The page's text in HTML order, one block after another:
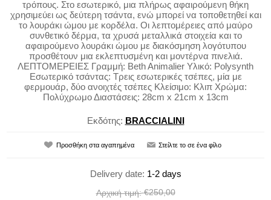
τρόπους. Στο εσωτερικό, μια πλήρως αφαιρούμενη θήκη
χρησιμεύει ως δεύτερη τσάντα, ενώ μπορεί να τοποθετηθεί και
το λουράκι ώμου με κορδέλα. Οι λεπτομέρειες από μαύρο
συνθετικό δέρμα, τα χρυσά μεταλλικά στοιχεία και το
αφαιρούμενο λουράκι ώμου με διακόσμηση λογότυπου
προσθέτουν μια εκλεπτυσμένη και μοντέρνα πινελιά.
ΛΕΠΤΟΜΕΡΕΙΕΣ Γραμμή: Beth Animalier Υλικό: Polysynth
Εσωτερικό τσάντας: Τρεις εσωτερικές τσέπες, μία με
φερμουάρ, δύο ανοιχτές τσέπες Κλείσιμο: Κλιπ Χρώμα:
Πολύχρωμο Διαστάσεις: 28cm x 21cm x 13cm
Εκδότης: BRACCIALINI
Delivery date: 1-2 days
Αρχική τιμή: €250,00